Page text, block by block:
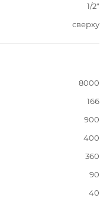
1/2"
сверху
8000
166
900
400
360
90
40